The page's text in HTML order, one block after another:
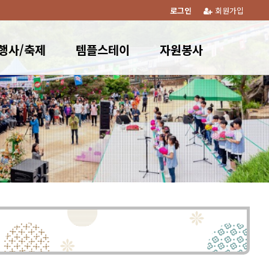
회원가입
로그인
사/축제 템플스테이 자원봉사